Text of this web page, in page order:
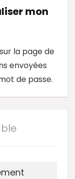
mon
la page de
envoyées
de passe.